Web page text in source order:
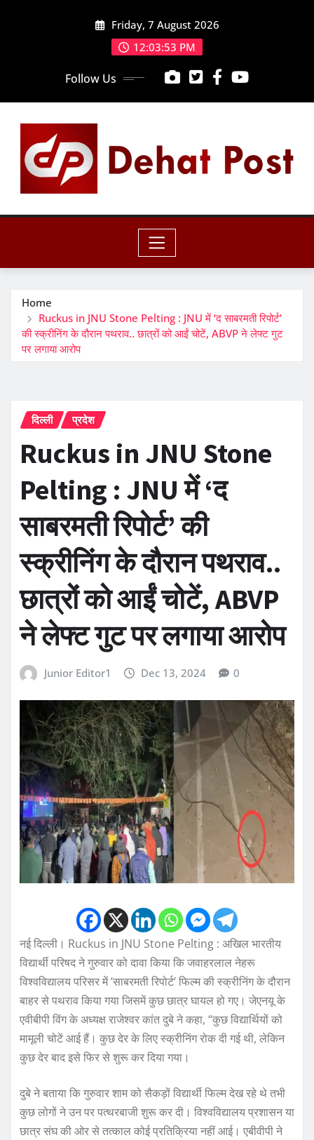
Friday, 7 August 2026
12:03:55 PM
Follow Us
Home
Ruckus in JNU Stone Pelting : JNU में ‘द साबरमती रिपोर्ट’
की स्क्रीनिंग के दौरान पथराव.. छात्रों को आईं चोटें, ABVP ने लेफ्ट गुट
पर लगाया आरोप
दिल्ली प्रदेश
Ruckus in JNU Stone
Pelting : JNU में ‘द
साबरमती रिपोर्ट’ की
स्क्रीनिंग के दौरान पथराव..
छात्रों को आईं चोटें, ABVP
ने लेफ्ट गुट पर लगाया आरोप
Junior Editor1 Dec 13, 2024 0
नई दिल्ली। Ruckus in JNU Stone Pelting : अखिल भारतीय
विद्यार्थी परिषद ने गुरुवार को दावा किया कि जवाहरलाल नेहरू
विश्वविद्यालय परिसर में ‘साबरमती रिपोर्ट’ फिल्म की स्क्रीनिंग के दौरान
बाहर से पथराव किया गया जिसमें कुछ छात्र घायल हो गए। जेएनयू के
एवीबीपी विंग के अध्यक्ष राजेश्वर कांत दुबे ने कहा, ‘‘कुछ विद्यार्थियों को
मामूली चोटें आई हैं। कुछ देर के लिए स्क्रीनिंग रोक दी गई थी, लेकिन
कुछ देर बाद इसे फिर से शुरू कर दिया गया।
दुबे ने बताया कि गुरुवार शाम को सैकड़ों विद्यार्थी फिल्म देख रहे थे तभी
कुछ लोगों ने उन पर पत्थरबाजी शुरू कर दी। विश्वविद्यालय प्रशासन या
छात्र संघ की ओर से तत्काल कोई प्रतिक्रिया नहीं आई। एबीवीपी ने